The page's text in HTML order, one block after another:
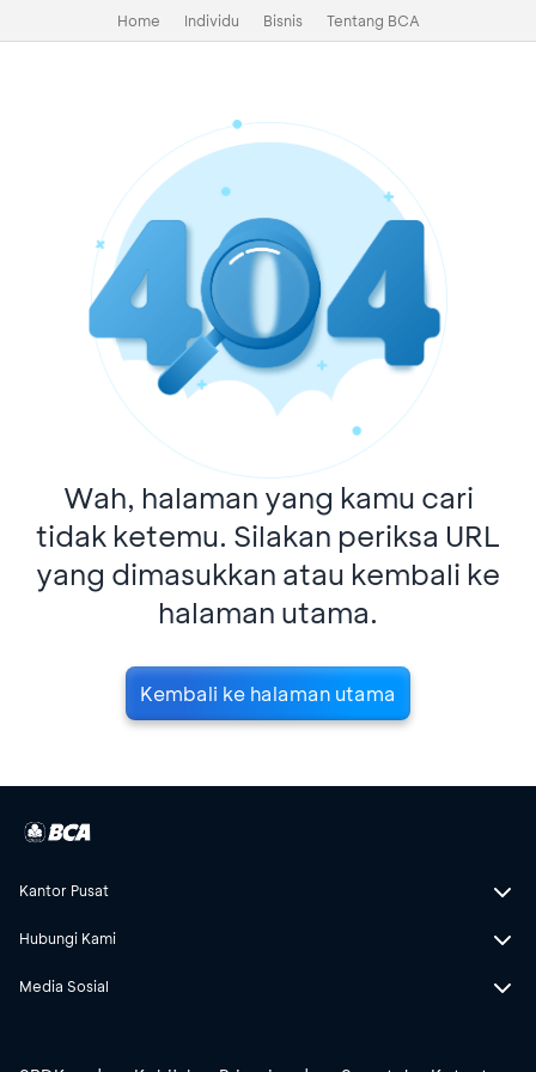
Home Individu Bisnis Tentang BCA
Wah, halaman yang kamu cari
tidak ketemu. Silakan periksa URL
yang dimasukkan atau kembali ke
halaman utama.
Kembali ke halaman utama
Kantor Pusat
Hubungi Kami
Media Sosial